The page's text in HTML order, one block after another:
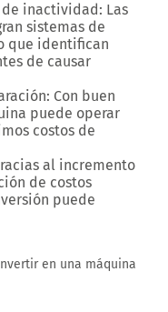
inactividad: Las
sistemas de
que identifican
de causar
: Con buen
puede operar
costos de
al incremento
de costos
puede
en una máquina